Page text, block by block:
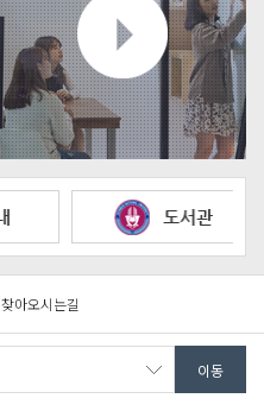
찾아오시는길